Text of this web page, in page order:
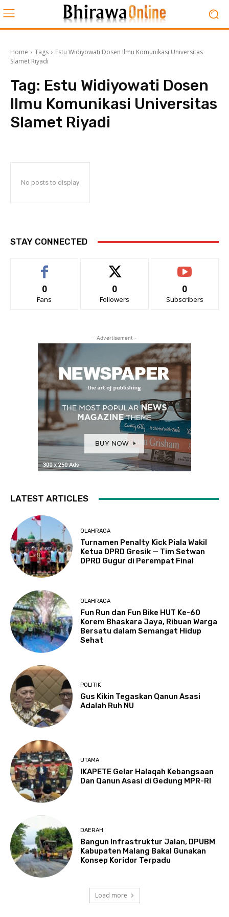
Home Tags
Estu Widiyowati Dosen Ilmu Komunikasi Universitas
Slamet Riyadi
Tag: Estu Widiyowati Dosen
Ilmu Komunikasi Universitas
Slamet Riyadi
No posts to display
STAY CONNECTED
0
Fans
0
Followers
0
Subscribers
- Advertisement -
LATEST ARTICLES
OLAHRAGA
Turnamen Penalty Kick Piala Wakil
Ketua DPRD Gresik — Tim Setwan
DPRD Gugur di Perempat Final
OLAHRAGA
Fun Run dan Fun Bike HUT Ke-60
Korem Bhaskara Jaya, Ribuan Warga
Bersatu dalam Semangat Hidup
Sehat
POLITIK
Gus Kikin Tegaskan Qanun Asasi
Adalah Ruh NU
UTAMA
IKAPETE Gelar Halaqah Kebangsaan
Dan Qanun Asasi di Gedung MPR-RI
DAERAH
Bangun Infrastruktur Jalan, DPUBM
Kabupaten Malang Bakal Gunakan
Konsep Koridor Terpadu
Load more